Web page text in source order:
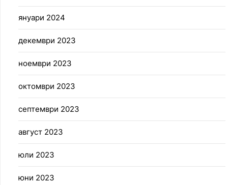
януари 2024
декември 2023
ноември 2023
октомври 2023
септември 2023
август 2023
юли 2023
юни 2023